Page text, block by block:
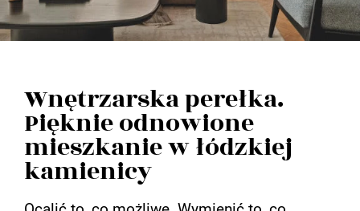
Wnętrzarska perełka.
Pięknie odnowione
mieszkanie w łódzkiej
kamienicy